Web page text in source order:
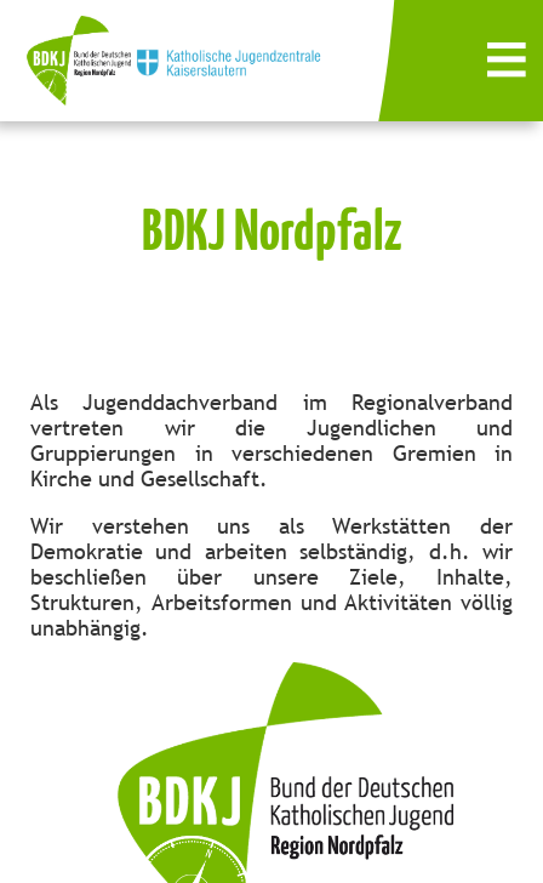
BDKJ Nordpfalz
Als Jugenddachverband im Regionalverband
vertreten wir die Jugendlichen und
Gruppierungen in verschiedenen Gremien in
Kirche und Gesellschaft.
Wir verstehen uns als Werkstätten der
Demokratie und arbeiten selbständig, d.h. wir
beschließen über unsere Ziele, Inhalte,
Strukturen, Arbeitsformen und Aktivitäten völlig
unabhängig.